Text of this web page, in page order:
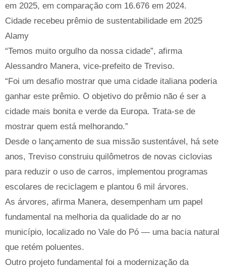
em 2025, em comparação com 16.676 em 2024.
Cidade recebeu prêmio de sustentabilidade em 2025
Alamy
“Temos muito orgulho da nossa cidade”, afirma
Alessandro Manera, vice-prefeito de Treviso.
“Foi um desafio mostrar que uma cidade italiana poderia
ganhar este prêmio. O objetivo do prêmio não é ser a
cidade mais bonita e verde da Europa. Trata-se de
mostrar quem está melhorando.”
Desde o lançamento de sua missão sustentável, há sete
anos, Treviso construiu quilômetros de novas ciclovias
para reduzir o uso de carros, implementou programas
escolares de reciclagem e plantou 6 mil árvores.
As árvores, afirma Manera, desempenham um papel
fundamental na melhoria da qualidade do ar no
município, localizado no Vale do Pó — uma bacia natural
que retém poluentes.
Outro projeto fundamental foi a modernização da